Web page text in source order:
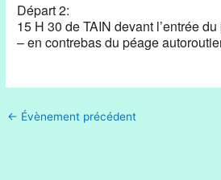
Départ 2:
15 H 30 de TAIN devant l’entrée
– en contrebas du péage
← Évènement précédent